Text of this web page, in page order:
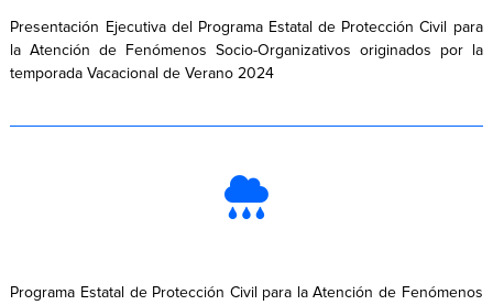
Presentación Ejecutiva del Programa Estatal de Protección Civil para
la Atención de Fenómenos Socio-Organizativos originados por la
temporada Vacacional de Verano 2024
Programa Estatal de Protección Civil para la Atención de Fenómenos